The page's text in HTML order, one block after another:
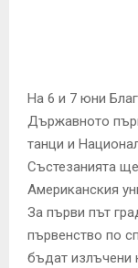
На 6 и 7 юни
Държавното
танци и
Състезанията
Американския
За първи път
първенство по
бъдат излъчени